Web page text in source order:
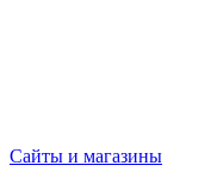
Сайты и магазины